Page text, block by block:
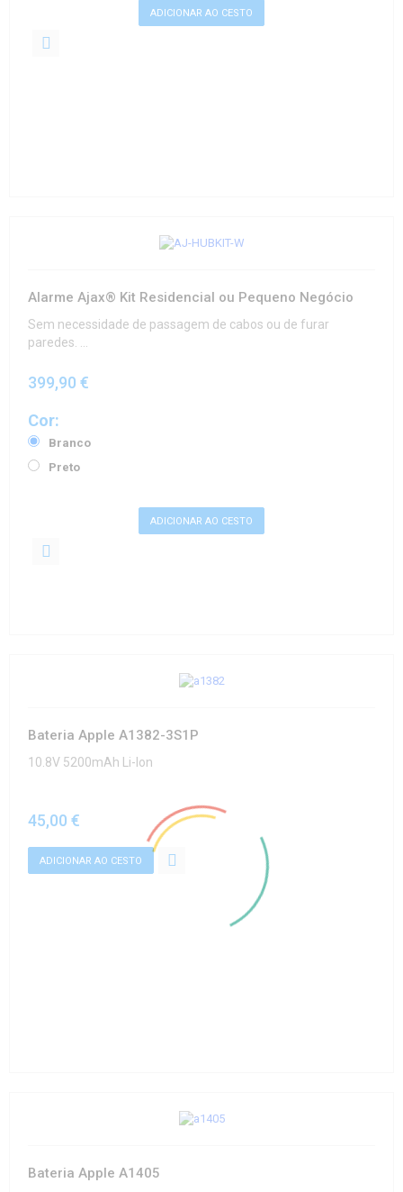
Alarme Ajax® Kit Residencial ou Pequeno Negócio
Sem necessidade de passagem de cabos ou de furar
paredes. ...
399,90 €
Cor:
Branco
Preto
Bateria Apple A1382-3S1P
10.8V 5200mAh Li-Ion
45,00 €
Bateria Apple A1405